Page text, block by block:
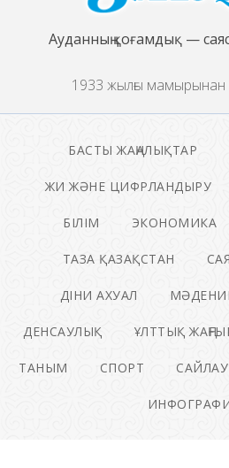
Ауданның қоғамдық —
1933 жылғы мамырынан
БАСТЫ ЖАҢАЛЫҚТАР
ЖИ ЖӘНЕ ЦИФРЛАНДЫРУ
БІЛІМ ЭКОНОМИКА
ТАЗА ҚАЗАҚСТАН
ДІНИ АХУАЛ
ДЕНСАУЛЫҚ ҰЛТТЫҚ
ТАНЫМ СПОРТ САЙЛАУ